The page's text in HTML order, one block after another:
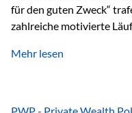
für den guten Zweck“
zahlreiche motivierte
Höchstleistungen für
Mäder gesammelt
Mehr lesen